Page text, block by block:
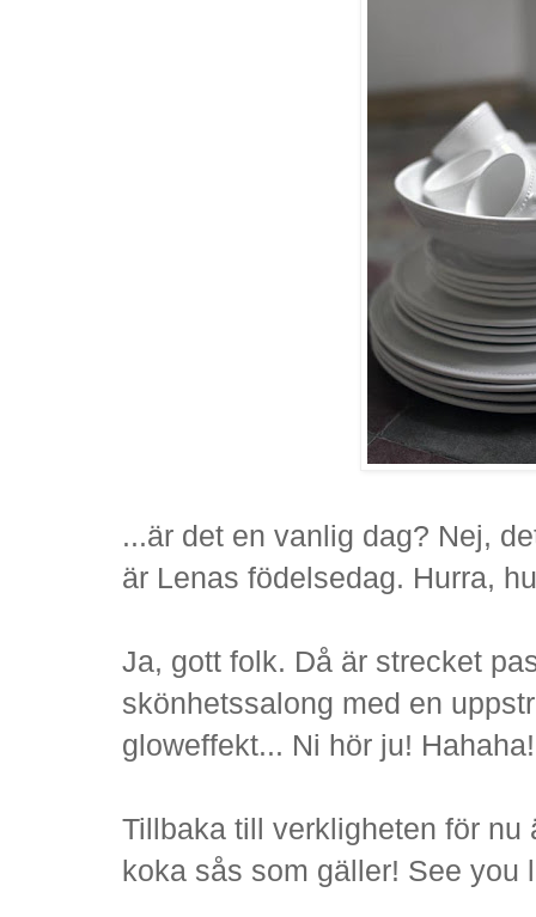
...är det en vanlig dag? Nej,
är Lenas födelsedag. Hurra,
Ja, gott folk. Då är strecket
skönhetssalong med en
gloweffekt... Ni hör ju! Hahaha!
Tillbaka till verkligheten för
koka sås som gäller! See you